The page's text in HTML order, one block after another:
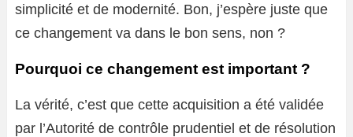
simplicité et de modernité. Bon, j’espère juste que
ce changement va dans le bon sens, non ?
Pourquoi ce changement est important ?
La vérité, c’est que cette acquisition a été validée
par l’Autorité de contrôle prudentiel et de résolution